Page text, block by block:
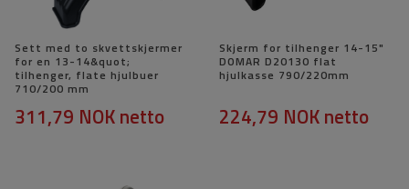
Sett med to skvettskjermer
for en 13-14&quot;
tilhenger, flate hjulbuer
710/200 mm
311,79 NOKnetto
Skjerm for tilhenger 14-15"
DOMAR D20130 flat
hjulkasse 790/220mm
224,79 NOKnetto